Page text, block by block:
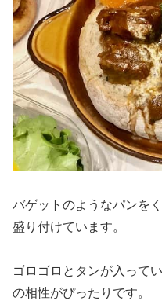
バゲットのようなパンを
盛り付けています。
ゴロゴロとタンが入って
の相性がぴったりです。